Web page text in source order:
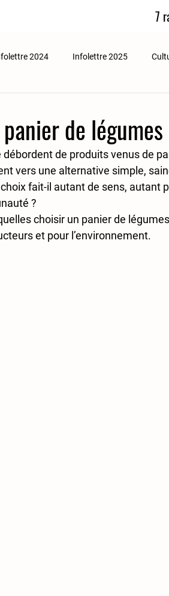
7
2024 Infolettre 2025
de
débordent de produits venus de
vers une alternative simple,
fait-il autant de sens, autant
?
choisir un panier de
et pour l’environnement.